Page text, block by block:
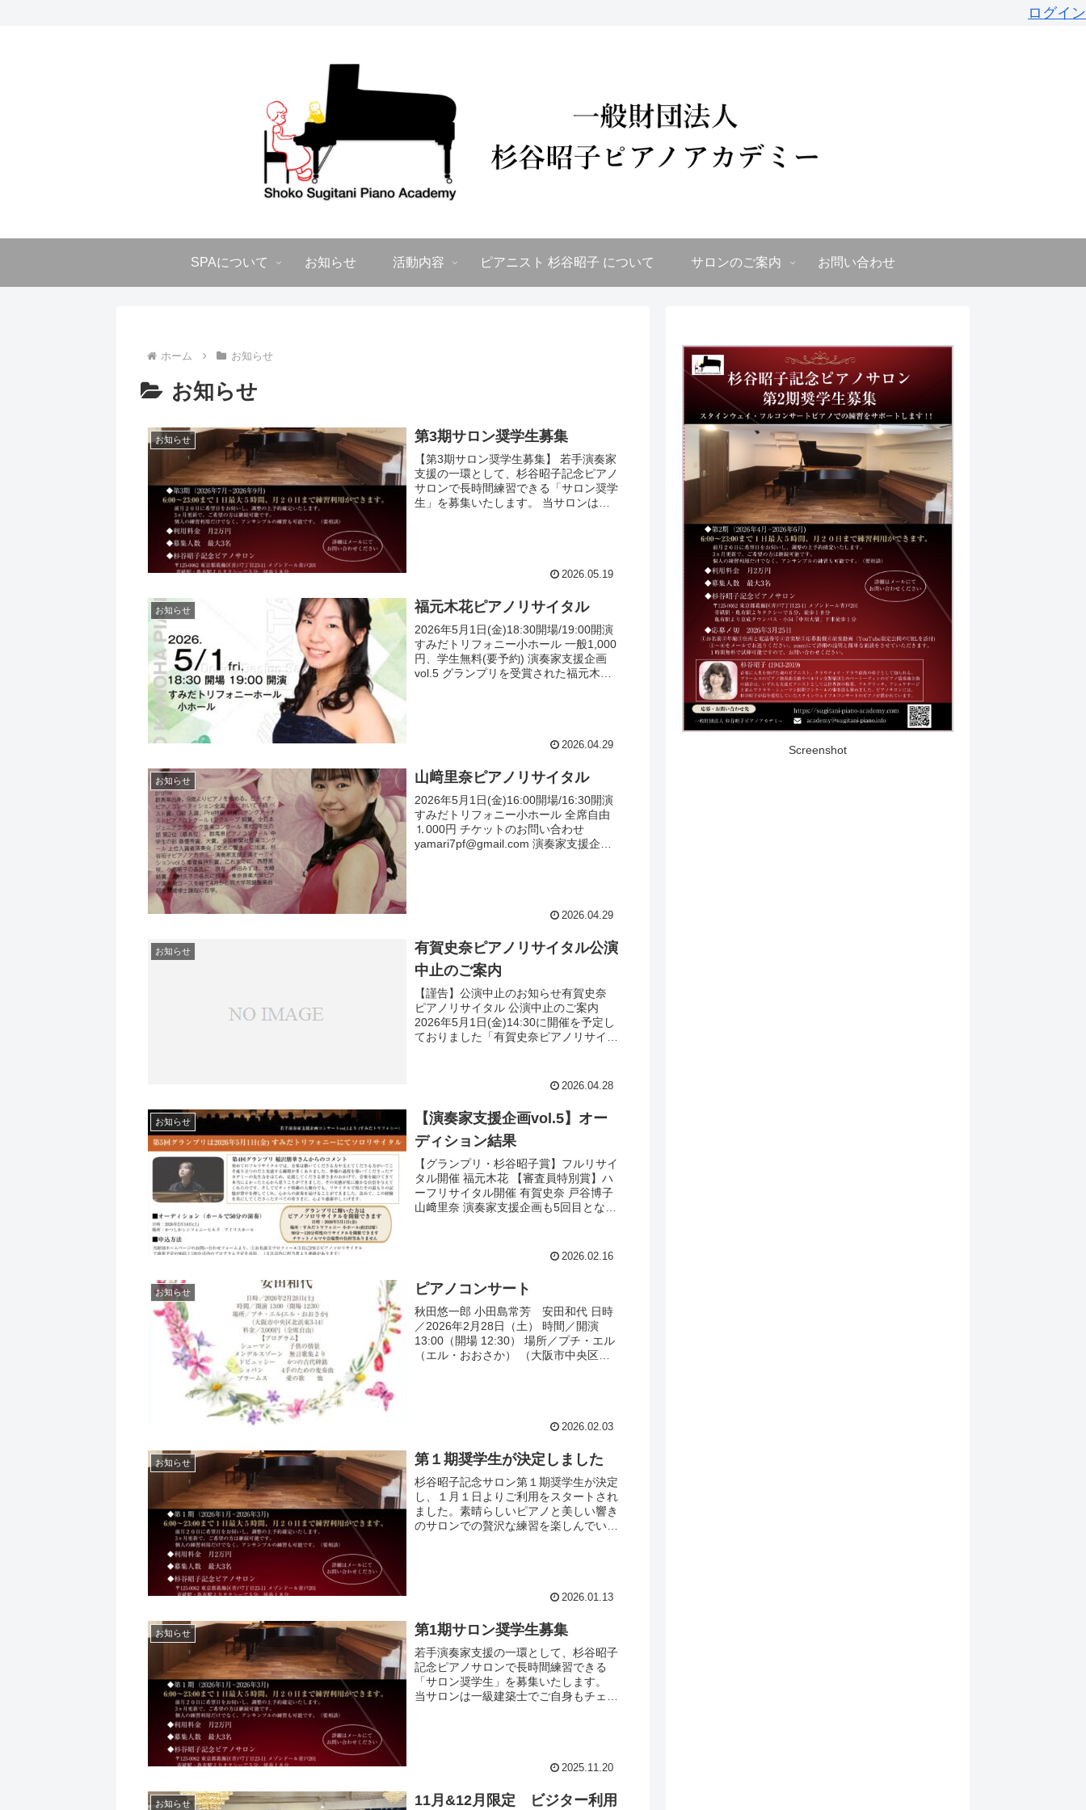
ログイン
SPAについて お知らせ 活動内容 ピアニスト 杉谷昭子 について サロンのご案内 お問い合わせ
ホーム お知らせ
お知らせ
お知らせ 第3期サロン奨学生募集
【第3期サロン奨学生募集】 若手演奏家
支援の一環として、杉谷昭子記念ピアノ
サロンで長時間練習できる「サロン奨学
生」を募集いたします。 当サロンは一
2026.05.19
お知らせ 福元木花ピアノリサイタル
2026年5月1日(金)18:30開場/19:00開演
すみだトリフォニー小ホール 一般1,000
円、学生無料(要予約) 演奏家支援企画
vol.5 グランプリを受賞された福元木花
2026.04.29
お知らせ 山﨑里奈ピアノリサイタル
2026年5月1日(金)16:00開場/16:30開演
すみだトリフォニー小ホール 全席自由
⒈000円 チケットのお問い合わせ
yamari7pf@gmail.com 演奏家支援企画
2026.04.29
お知らせ
有賀史奈ピアノリサイタル公演
中止のご案内
【謹告】公演中止のお知らせ有賀史奈
ピアノリサイタル 公演中止のご案内
2026年5月1日(金)14:30に開催を予定し
ておりました「有賀史奈ピアノリサイタ
2026.04.28
お知らせ
【演奏家支援企画vol.5】オー
ディション結果
【グランプリ・杉谷昭子賞】フルリサイ
タル開催 福元木花 【審査員特別賞】ハ
ーフリサイタル開催 有賀史奈 戸谷博子
山﨑里奈 演奏家支援企画も5回目となり
2026.02.16
お知らせ ピアノコンサート
秋田悠一郎 小田島常芳 安田和代 日時
／2026年2月28日（土） 時間／開演
13:00（開場 12:30） 場所／プチ・エル
（エル・おおさか） （大阪市中央区北
2026.02.03
お知らせ 第１期奨学生が決定しました
杉谷昭子記念サロン第１期奨学生が決定
し、１月１日よりご利用をスタートされ
ました。素晴らしいピアノと美しい響き
のサロンでの贅沢な練習を楽しんでいた
2026.01.13
お知らせ 第1期サロン奨学生募集
若手演奏家支援の一環として、杉谷昭子
記念ピアノサロンで長時間練習できる
「サロン奨学生」を募集いたします。
当サロンは一級建築士でご自身もチェリ
2025.11.20
お知らせ 11月&12月限定 ビジター利用
Screenshot